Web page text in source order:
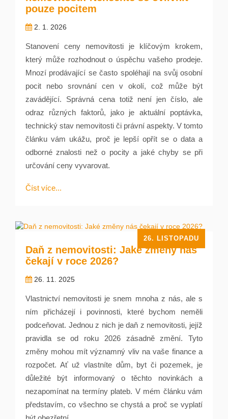
pouze pocitem
2. 1. 2026
Stanovení ceny nemovitosti je klíčovým krokem,
který může rozhodnout o úspěchu vašeho prodeje.
Mnozí prodávající se často spoléhají na svůj osobní
pocit nebo srovnání cen v okolí, což může být
zavádějící. Správná cena totiž není jen číslo, ale
odraz různých faktorů, jako je aktuální poptávka,
technický stav nemovitosti či právní aspekty. V tomto
článku vám ukážu, proč je lepší opřít se o data a
odborné znalosti než o pocity a jaké chyby se při
určování ceny vyvarovat.
Číst více...
26. LISTOPADU
Daň z nemovitosti: Jaké změny nás
čekají v roce 2026?
26. 11. 2025
Vlastnictví nemovitosti je snem mnoha z nás, ale s
ním přicházejí i povinnosti, které bychom neměli
podceňovat. Jednou z nich je daň z nemovitosti, jejíž
pravidla se od roku 2026 zásadně změní. Tyto
změny mohou mít významný vliv na vaše finance a
rozpočet. Ať už vlastníte dům, byt či pozemek, je
důležité být informovaný o těchto novinkách a
nezapomínat na termíny plateb. V mém článku vám
představím, co všechno se chystá a proč se vyplatí